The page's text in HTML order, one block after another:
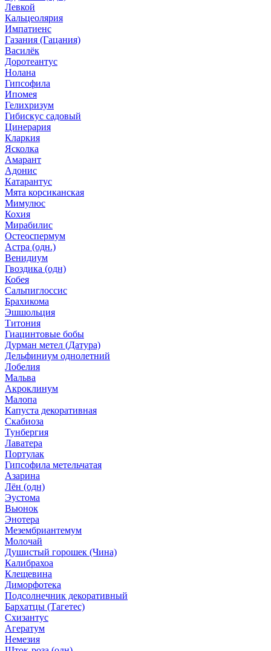
Левкой
Кальцеолярия
Импатиенс
Газания (Гацания)
Василёк
Доротеантус
Нолана
Гипсофила
Ипомея
Гелихризум
Гибискус садовый
Цинерария
Кларкия
Ясколка
Амарант
Адонис
Катарантус
Мята корсиканская
Мимулюс
Кохия
Мирабилис
Остеоспермум
Астра (одн.)
Венидиум
Гвоздика (одн)
Кобея
Сальпиглоссис
Брахикома
Эшшольция
Титония
Гиацинтовые бобы
Дурман метел (Датура)
Дельфиниум однолетний
Лобелия
Мальва
Акроклинум
Малопа
Капуста декоративная
Скабиоза
Тунбергия
Лаватера
Портулак
Гипсофила метельчатая
Азарина
Лён (одн)
Эустома
Вьюнок
Энотера
Мезембриантемум
Молочай
Душистый горошек (Чина)
Калибрахоа
Клещевина
Диморфотека
Подсолнечник декоративный
Бархатцы (Тагетес)
Схизантус
Агератум
Немезия